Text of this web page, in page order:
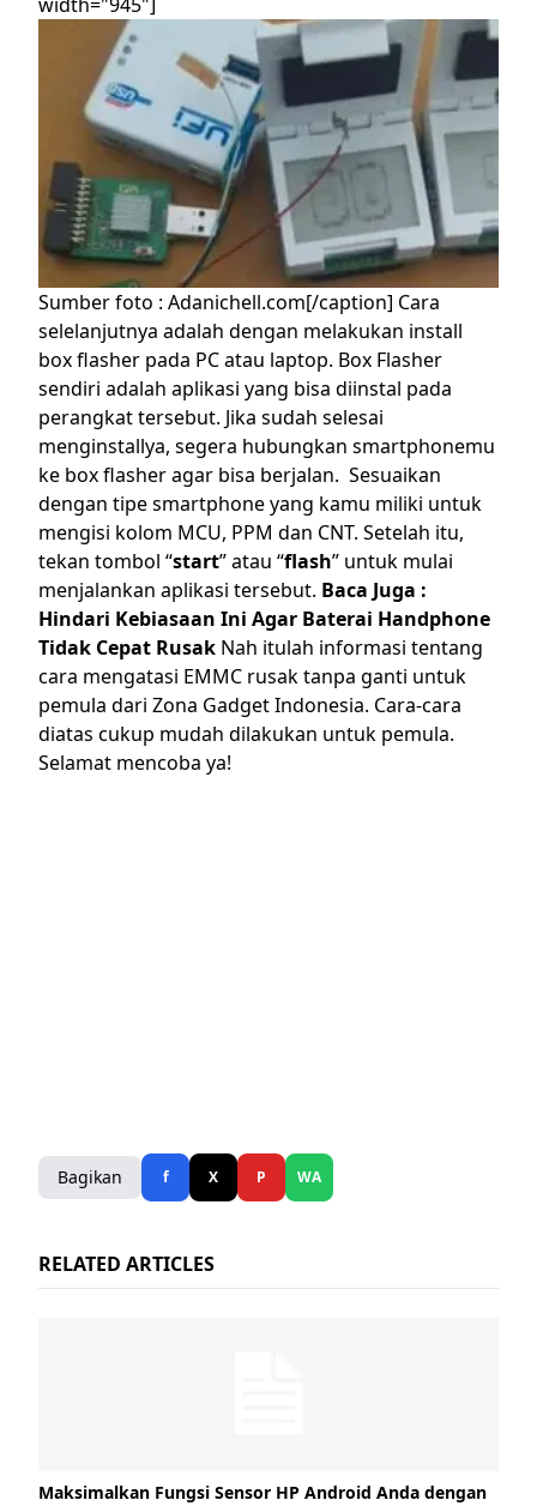
Sumber foto : Adanichell.com[/caption] Cara
selelanjutnya adalah dengan melakukan install
box flasher pada PC atau laptop. Box Flasher
sendiri adalah aplikasi yang bisa diinstal pada
perangkat tersebut. Jika sudah selesai
menginstallya, segera hubungkan smartphonemu
ke box flasher agar bisa berjalan. Sesuaikan
dengan tipe smartphone yang kamu miliki untuk
mengisi kolom MCU, PPM dan CNT. Setelah itu,
tekan tombol “start” atau “flash” untuk mulai
menjalankan aplikasi tersebut. Baca Juga :
Hindari Kebiasaan Ini Agar Baterai Handphone
Tidak Cepat Rusak Nah itulah informasi tentang
cara mengatasi EMMC rusak tanpa ganti untuk
pemula dari Zona Gadget Indonesia. Cara-cara
diatas cukup mudah dilakukan untuk pemula.
Selamat mencoba ya!
Bagikan f X P WA
RELATED ARTICLES
Maksimalkan Fungsi Sensor HP Android Anda dengan